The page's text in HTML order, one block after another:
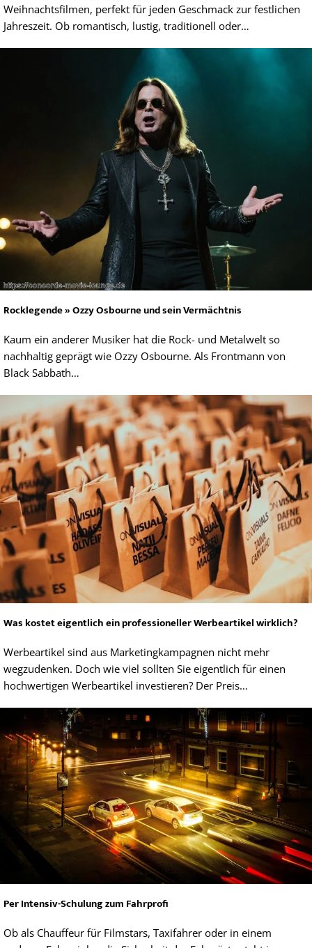
Weihnachtsfilmen, perfekt für jeden Geschmack zur festlichen
Jahreszeit. Ob romantisch, lustig, traditionell oder…
Rocklegende » Ozzy Osbourne und sein Vermächtnis
Kaum ein anderer Musiker hat die Rock- und Metalwelt so
nachhaltig geprägt wie Ozzy Osbourne. Als Frontmann von
Black Sabbath…
Was kostet eigentlich ein professioneller Werbeartikel wirklich?
Werbeartikel sind aus Marketingkampagnen nicht mehr
wegzudenken. Doch wie viel sollten Sie eigentlich für einen
hochwertigen Werbeartikel investieren? Der Preis…
Per Intensiv-Schulung zum Fahrprofi
Ob als Chauffeur für Filmstars, Taxifahrer oder in einem